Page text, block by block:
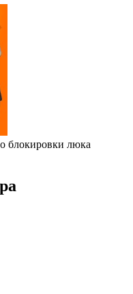
блокировки люка